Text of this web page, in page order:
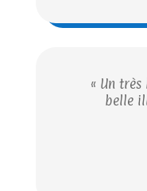
« Un
belle